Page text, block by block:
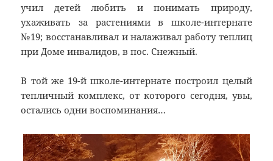
учил детей любить и понимать природу,
ухаживать за растениями в школе-интернате
№19; восстанавливал и налаживал работу теплиц
при Доме инвалидов, в пос. Снежный.
В той же 19-й школе-интернате построил целый
тепличный комплекс, от которого сегодня, увы,
остались одни воспоминания…